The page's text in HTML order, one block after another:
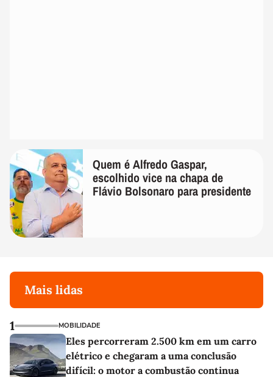
Quem é Alfredo Gaspar,
escolhido vice na chapa de
Flávio Bolsonaro para presidente
Mais lidas
1 MOBILIDADE
Eles percorreram 2.500 km em um carro
elétrico e chegaram a uma conclusão
difícil: o motor a combustão continua